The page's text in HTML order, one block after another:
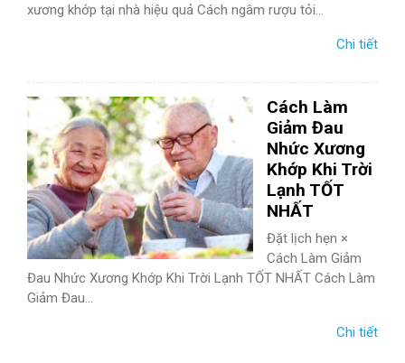
xương khớp tại nhà hiệu quả Cách ngâm rượu tỏi...
Chi tiết
Cách Làm
Giảm Đau
Nhức Xương
Khớp Khi Trời
Lạnh TỐT
NHẤT
Đặt lịch hẹn ×
Cách Làm Giảm
Đau Nhức Xương Khớp Khi Trời Lạnh TỐT NHẤT Cách Làm
Giảm Đau...
Chi tiết